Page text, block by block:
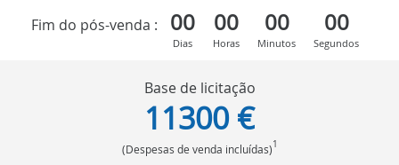
Fim do pós-venda :
00
Dias
00
Horas
00
Minutos
00
Segundos
Base de licitação
11300 €
(Despesas de venda incluídas)1